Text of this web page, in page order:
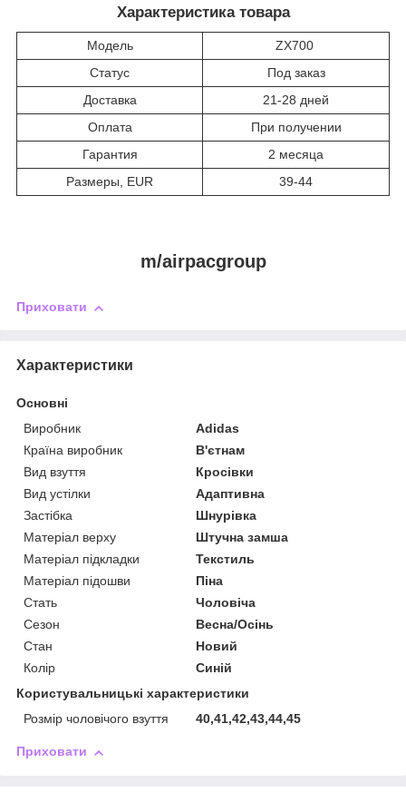
Характеристика товара
Модель
ZX700
Статус
Под заказ
Доставка
21-28 дней
Оплата
При получении
Гарантия
2 месяца
Размеры, EUR
39-44
m/airpacgroup
Приховати
Характеристики
Основні
Виробник
Adidas
Країна виробник
В'єтнам
Вид взуття
Кросівки
Вид устілки
Адаптивна
Застібка
Шнурівка
Матеріал верху
Штучна замша
Матеріал підкладки
Текстиль
Матеріал підошви
Піна
Стать
Чоловіча
Сезон
Весна/Осінь
Стан
Новий
Колір
Синій
Користувальницькі характеристики
Розмір чоловічого взуття
40,41,42,43,44,45
Приховати